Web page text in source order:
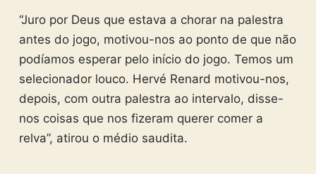
“Juro por Deus que estava a chorar na palestra
antes do jogo, motivou-nos ao ponto de que não
podíamos esperar pelo início do jogo. Temos um
selecionador louco. Hervé Renard motivou-nos,
depois, com outra palestra ao intervalo, disse-
nos coisas que nos fizeram querer comer a
relva”, atirou o médio saudita.